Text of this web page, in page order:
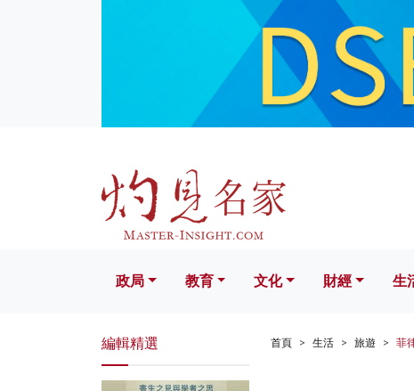
文化 財經 生活
政局 教育 文化 財經 生
首頁 生活 旅遊 菲
編輯精選